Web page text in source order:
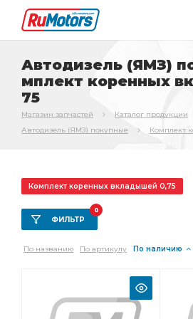
Автодизель (ЯМЗ)
мплект коренных
75
Магазин запчастей
Каталог продукции
Автодизель (ЯМЗ) покупные
Комплект
Комплект коренных вкладышей 0,75
Комплект шатунных
Комплект коренных вкладышей
коренных вкладышей
Комплект шатунных вкладышей
шатунных вкладышей Фитинг
ФИЛЬТР
0
По названию По артикулу По наличию